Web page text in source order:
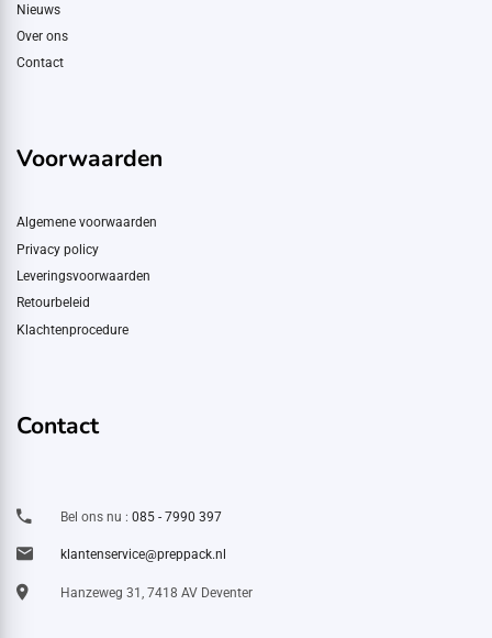
Nieuws
Over ons
Contact
Voorwaarden
Algemene voorwaarden
Privacy policy
Leveringsvoorwaarden
Retourbeleid
Klachtenprocedure
Contact
Bel ons nu : 085 - 7990 397
klantenservice@preppack.nl
Hanzeweg 31, 7418 AV Deventer